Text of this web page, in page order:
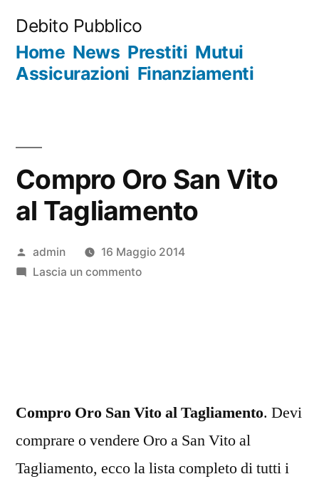
contenuto
Debito Pubblico
Home News Prestiti Mutui
Assicurazioni Finanziamenti
Compro Oro San Vito
al Tagliamento
Pubblicato
da
admin
16 Maggio 2014
Lascia un commentosu
Compro Oro San Vito al Tagliamento. Devi
comprare o vendere Oro a San Vito al
Tagliamento, ecco la lista completo di tutti i